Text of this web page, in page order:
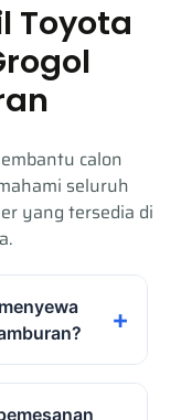
Toyota
calon
seluruh
yang tersedia di